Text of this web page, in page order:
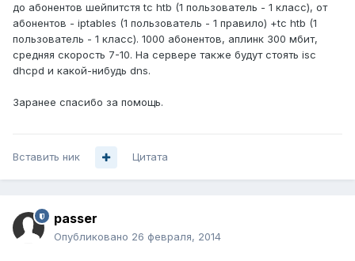
до абонентов шейпитстя tc htb (1 пользователь - 1 класс), от
абонентов - iptables (1 пользователь - 1 правило) +tc htb (1
пользователь - 1 класс). 1000 абонентов, аплинк 300 мбит,
средняя скорость 7-10. На сервере также будут стоять isc
dhcpd и какой-нибудь dns.
Заранее спасибо за помощь.
Вставить ник Цитата
passer
Опубликовано 26 февраля, 2014